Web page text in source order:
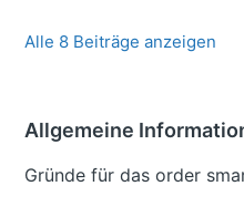
Alle 8 Beiträge anzeigen
Allgemeine
Gründe für das order